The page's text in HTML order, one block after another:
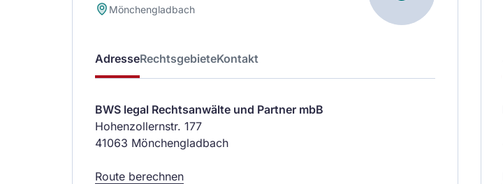
Mönchengladbach
AdresseRechtsgebieteKontakt
BWS legal Rechtsanwälte und Partner mbB
Hohenzollernstr. 177
41063 Mönchengladbach
Route berechnen